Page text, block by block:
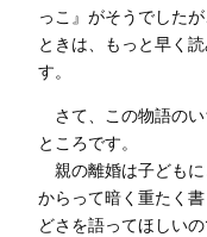
っこ』がそうでした
ときは、もっと早く
す。
さて、この物語の
ところです。
親の離婚は子ども
からって暗く重たく
どさを語ってほしいの